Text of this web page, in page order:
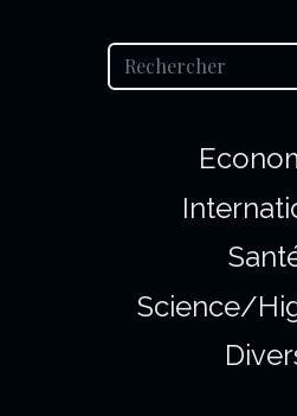
Science/